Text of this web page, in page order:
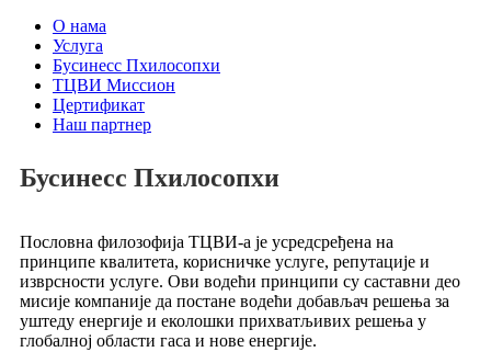
О нама
Услуга
Бусинесс Пхилосопхи
ТЦВИ Миссион
Цертификат
Наш партнер
Бусинесс Пхилосопхи
Пословна филозофија ТЦВИ-а је усредсређена на
принципе квалитета, корисничке услуге, репутације и
изврсности услуге. Ови водећи принципи су саставни део
мисије компаније да постане водећи добављач решења за
уштеду енергије и еколошки прихватљивих решења у
глобалној области гаса и нове енергије.